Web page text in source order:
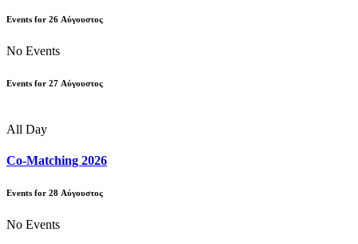
Events for 26 Αύγουστος
No Events
Events for 27 Αύγουστος
All Day
Co-Matching 2026
Events for 28 Αύγουστος
No Events